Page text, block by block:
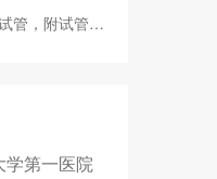
查方法及成功几率
学第一医院